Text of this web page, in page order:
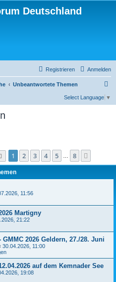
Deutschland
Anmelden
Registrieren
Unbeantwortete Themen
Select Language ▼
Seite 1von
1 2 3 4 5 8
11:56
Martigny
21:22
2026 Geldern, 27./28. Juni
30.04.2026, 11:00
auf dem Kemnader See
19:08